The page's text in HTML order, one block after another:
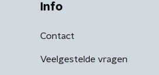
Info
Contact
Veelgestelde vragen